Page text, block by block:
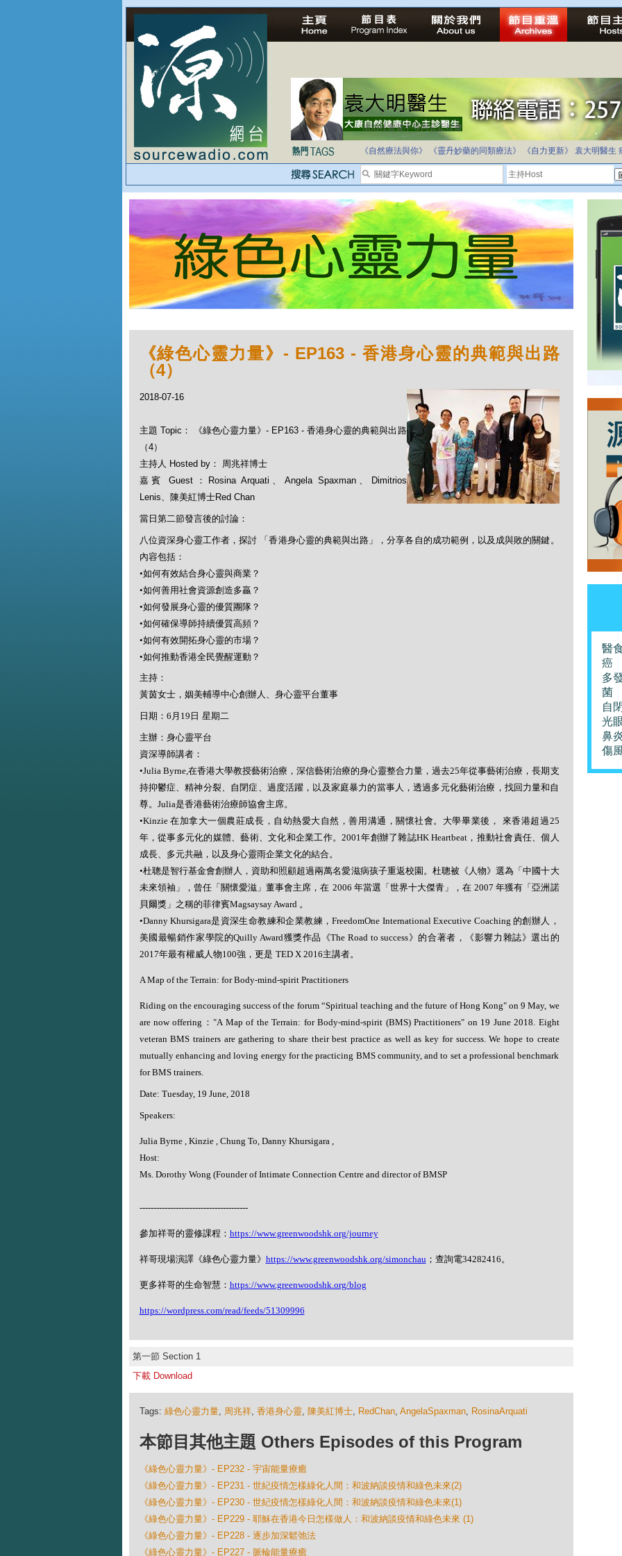
法治社會並不等同公正社會
自家教育合法化-推動多元化教育，全民學卷制
《自然療法與你》 《靈丹妙藥的同類療法》 《自力更新》 袁大明醫生
《綠色心靈力量》- EP163 - 香港身心靈的典範與出路
（4）
2018-07-16
主題 Topic： 《綠色心靈力量》- EP163 - 香港身心靈的典範與出路
（4）
主持人 Hosted by： 周兆祥博士
嘉賓 Guest：Rosina Arquati、Angela Spaxman、Dimitrios
Lenis、陳美紅博士Red Chan
當日第二節發言後的討論：
八位資深身心靈工作者，探討 「香港身心靈的典範與出路」，分享各自的成功範例，以及成與敗的關鍵。
內容包括：
•如何有效結合身心靈與商業？
•如何善用社會資源創造多贏？
•如何發展身心靈的優質團隊？
•如何確保導師持續優質高頻？
•如何有效開拓身心靈的市場？
•如何推動香港全民覺醒運動？
主持：
黃茵女士，姻美輔導中心創辦人、身心靈平台董事
日期： 6 月 19 日 星期二
主辦：身心靈平台
資深導師講者：
•Julia Byrne, 在香港大學教授藝術治療，深信藝術治療的身心靈整合力量，過去25年從事藝術治療，長期支
持抑鬱症、精神分裂、自閉症、過度活躍，以及家庭暴力的當事人，透過多元化藝術治療，找回力量和自
尊。 Julia是香港藝術治療師協會主席。
•Kinzie在加拿大一個農莊成長，自幼熱愛大自然，善用溝通，關懷社會。大學畢業後， 來香港超過25
年，從事多元化的媒體、藝術、文化和企業工作。 2001 年創辦了雜誌HK Heartbeat ，推動社會責任、個人
成長、多元共融，以及身心靈雨企業文化的結合。
•杜聰是智行基金會創辦人，資助和照顧超過兩萬名愛滋病孩子重返校園。杜聰被《人物》選為「中國十大
未來領袖」，曾任「關懷愛滋」董事會主席，在 2006 年當選「世界十大傑青」，在2007年獲有「亞洲諾
貝爾獎」之稱的菲律賓Magsaysay Award 。
•Danny Khursigara是資深生命教練和企業教練，FreedomOne International Executive Coaching 的創辦人，
美國最暢銷作家學院的Quilly Award獲獎作品《The Road to success》的合著者，《影響力雜誌》選出的
2017年最有權威人物100強，更是 TED X 2016主講者。
A Map of the Terrain: for Body-mind-spirit Practitioners
Riding on the encouraging success of the forum “Spiritual teaching and the future of Hong Kong" on 9 May, we
are now offering ："A Map of the Terrain: for Body-mind-spirit (BMS) Practitioners" on 19 June 2018. Eight
veteran BMS trainers are gathering to share their best practice as well as key for success. We hope to create
mutually enhancing and loving energy for the practicing BMS community, and to set a professional benchmark
for BMS trainers.
Date: Tuesday, 19 June, 2018
Speakers:
Julia Byrne , Kinzie , Chung To, Danny Khursigara ,
Host:
Ms. Dorothy Wong (Founder of Intimate Connection Centre and director of BMSP
---------------------------------------
參加祥哥的靈修課程： https://www.greenwoodshk.org/journey
祥哥現場演譯《綠色心靈力量》 https://www.greenwoodshk.org/simonchau ；查詢電34282416 。
更多祥哥的生命智慧： https://www.greenwoodshk.org/blog
https://wordpress.com/read/feeds/51309996
第一節 Section 1
下載 Download
Tags: 綠色心靈力量, 周兆祥, 香港身心靈, 陳美紅博士, RedChan, AngelaSpaxman, RosinaArquati
本節目其他主題 Others Episodes of this Program
《綠色心靈力量》- EP232 - 宇宙能量療癒
《綠色心靈力量》- EP231 - 世紀疫情怎樣綠化人間：和波納談疫情和綠色未來(2)
《綠色心靈力量》- EP230 - 世紀疫情怎樣綠化人間：和波納談疫情和綠色未來(1)
《綠色心靈力量》- EP229 - 耶穌在香港今日怎樣做人：和波納談疫情和綠色未來 (1)
《綠色心靈力量》- EP228 - 逐步加深鬆弛法
《綠色心靈力量》- EP227 - 脈輪能量療癒
醫
癌
多
菌
自
光
鼻
傷